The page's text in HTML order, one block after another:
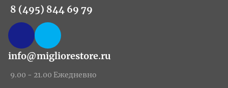
8 (495) 844 69 79
info@migliorestore.ru
9.00 - 21.00 Ежедневно